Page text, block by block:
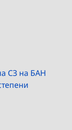
СЗ на БАН